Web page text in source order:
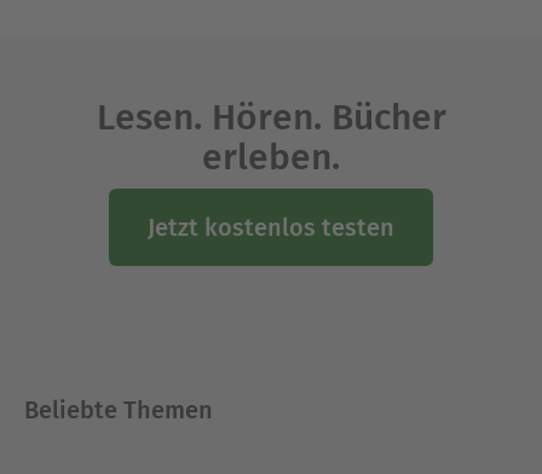
Lesen. Hören. Bücher
erleben.
Jetzt kostenlos testen
Beliebte Themen